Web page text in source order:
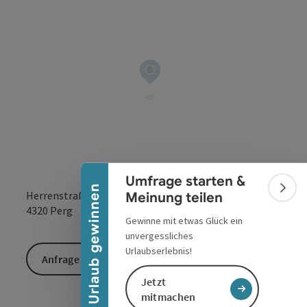
Urlaub gewinnen
Banner einklappen
Umfrage starten &
Meinung teilen
Gewinne mit etwas Glück ein
unvergessliches
Urlaubserlebnis!
Jetzt
mitmachen
Herrenstraße 22
4320 Perg
Anfrage senden